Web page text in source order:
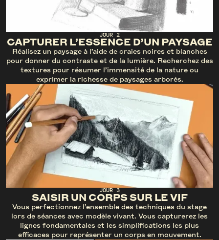
JOUR 2
CAPTURER L’ESSENCE D’UN PAYSAGE
Réalisez un paysage à l’aide de craies noires et blanches
pour donner du contraste et de la lumière. Recherchez des
textures pour résumer l’immensité de la nature ou
exprimer la richesse de paysages arborés.
JOUR 3
SAISIR UN CORPS SUR LE VIF
Vous perfectionnez l’ensemble des techniques du stage
lors de séances avec modèle vivant. Vous capturerez les
lignes fondamentales et les simplifications les plus
efficaces pour représenter un corps en mouvement.